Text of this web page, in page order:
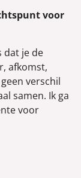
voor
dat je de
afkomst,
verschil
samen. Ik ga
voor